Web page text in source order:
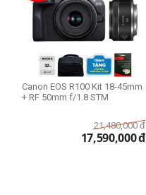
Canon EOS R100 Kit 18-45mm
+ RF 50mm f/1.8 STM
21,480,000 đ
17,590,000đ